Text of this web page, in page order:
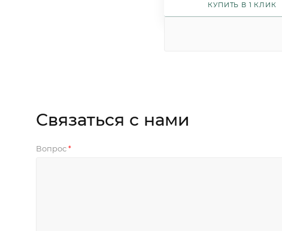
КУПИТЬ В 1 КЛИК
Связаться с нами
Вопрос *